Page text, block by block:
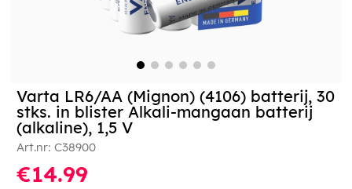
Varta LR6/AA (Mignon) (4106) batterij, 30
stks. in blister Alkali-mangaan batterij
(alkaline), 1,5 V
Art.nr: C38900
€14.99